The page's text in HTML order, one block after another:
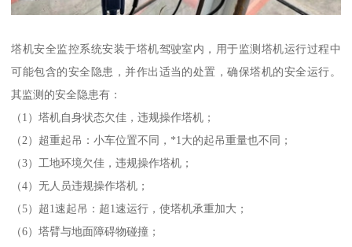
塔机安全监控系统安装于塔机驾驶室内，用于监测塔机运行过程中
可能包含的安全隐患，并作出适当的处置，确保塔机的安全运行。
其监测的安全隐患有：
（1）塔机自身状态欠佳，违规操作塔机；
（2）超重起吊：小车位置不同，*1大的起吊重量也不同；
（3）工地环境欠佳，违规操作塔机；
（4）无人员违规操作塔机；
（5）超1速起吊：超1速运行，使塔机承重加大；
（6）塔臂与地面障碍物碰撞；